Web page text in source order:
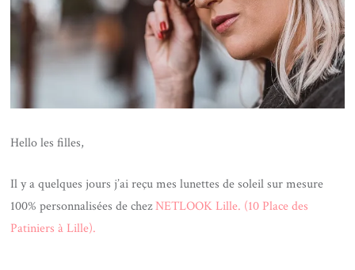
Hello les filles,
Il y a quelques jours j’ai reçu mes lunettes de soleil sur mesure
100% personnalisées de chezNETLOOK Lille. (10 Place des
Patiniers à Lille).